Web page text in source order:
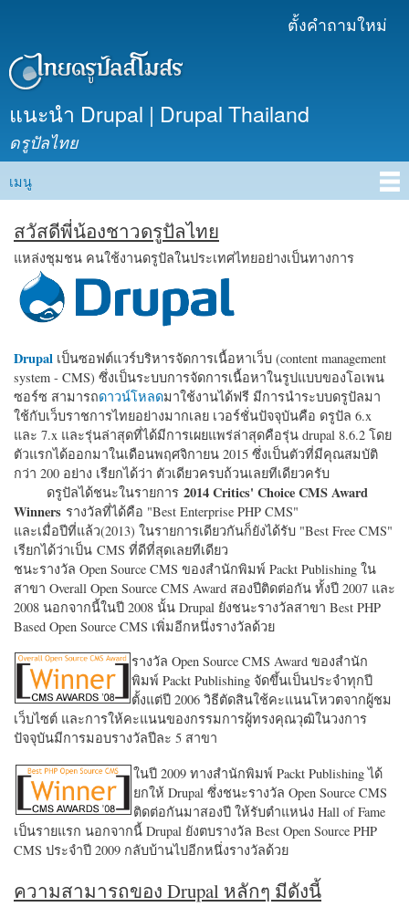
เนื้อหา
ตั้งคำถามใหม่
แนะนำ Drupal | Drupal Thailand
ดรูปัลไทย
Main menu
เมนู
สวัสดีพี่น้องชาวดรูปัลไทย
แหล่งชุมชน คนใช้งานดรูปัลในประเทศไทยอย่างเป็นทางการ
Drupal เป็นซอฟต์แวร์บริหารจัดการเนื้อหาเว็บ (content management
system - CMS) ซึ่งเป็นระบบการจัดการเนื้อหาในรูปแบบของโอเพน
ซอร์ซ สามารถดาวน์โหลดมาใช้งานได้ฟรี มีการนำระบบดรูปัลมา
ใช้กับเว็บราชการไทยอย่างมากเลย เวอร์ชั่นปัจจุบันคือ ดรูปัล 6.x
และ 7.x และรุ่นล่าสุดที่ได้มีการเผยแพร่ล่าสุดคือรุ่น drupal 8.6.2 โดย
ตัวแรกได้ออกมาในเดือนพฤศจิกายน 2015 ซึ่งเป็นตัวที่มีคุณสมบัติ
กว่า 200 อย่าง เรียกได้ว่า ตัวเดียวครบถ้วนเลยทีเดียวครับ
ดรูปัลได้ชนะในรายการ 2014 Critics' Choice CMS Award
Winners รางวัลที่ได้คือ "Best Enterprise PHP CMS"
และเมื่อปีที่แล้ว(2013) ในรายการเดียวกันก็ยังได้รับ "Best Free CMS"
เรียกได้ว่าเป็น CMS ที่ดีที่สุดเลยทีเดียว
ชนะรางวัล Open Source CMS ของสำนักพิมพ์ Packt Publishing ใน
สาขา Overall Open Source CMS Award สองปีติดต่อกัน ทั้งปี 2007 และ
2008 นอกจากนี้ในปี 2008 นั้น Drupal ยังชนะรางวัลสาขา Best PHP
Based Open Source CMS เพิ่มอีกหนึ่งรางวัลด้วย
รางวัล Open Source CMS Award ของสำนัก
พิมพ์ Packt Publishing จัดขึ้นเป็นประจำทุกปี
ตั้งแต่ปี 2006 วิธีตัดสินใช้คะแนนโหวตจากผู้ชม
เว็บไซต์ และการให้คะแนนของกรรมการผู้ทรงคุณวุฒิในวงการ
ปัจจุบันมีการมอบรางวัลปีละ 5 สาขา
ในปี 2009 ทางสำนักพิมพ์ Packt Publishing ได้
ยกให้ Drupal ซึ่งชนะรางวัล Open Source CMS
ติดต่อกันมาสองปี ให้รับตำแหน่ง Hall of Fame
เป็นรายแรก นอกจากนี้ Drupal ยังตบรางวัล Best Open Source PHP
CMS ประจำปี 2009 กลับบ้านไปอีกหนึ่งรางวัลด้วย
ความสามารถของ Drupal หลักๆ มีดังนี้